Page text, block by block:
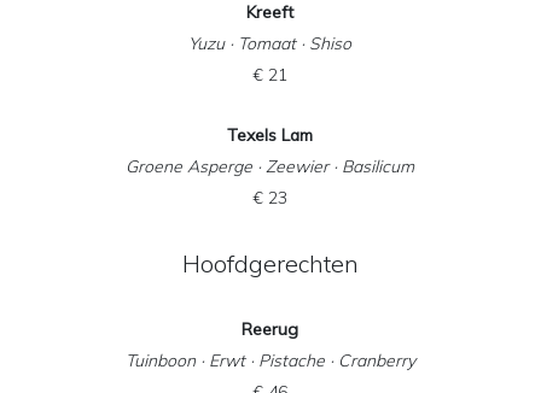
Kreeft
Yuzu · Tomaat · Shiso
€ 21
Texels Lam
Groene Asperge · Zeewier · Basilicum
€ 23
Hoofdgerechten
Reerug
Tuinboon · Erwt · Pistache · Cranberry